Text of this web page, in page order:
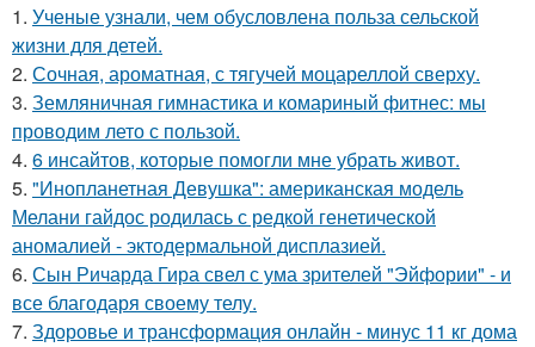
1. Ученые узнали, чем обусловлена польза сельской
жизни для детей.
2. Сочная, ароматная, с тягучей моцареллой сверху.
3. Земляничная гимнастика и комариный фитнес: мы
проводим лето с пользой.
4. 6 инсайтов, которые помогли мне убрать живот.
5. "Инопланетная Девушка": американская модель
Мелани гайдос родилась с редкой генетической
аномалией - эктодермальной дисплазией.
6. Сын Ричарда Гира свел с ума зрителей "Эйфории" - и
все благодаря своему телу.
7. Здоровье и трансформация онлайн - минус 11 кг дома